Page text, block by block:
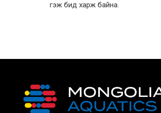
гэж бид харж байна.